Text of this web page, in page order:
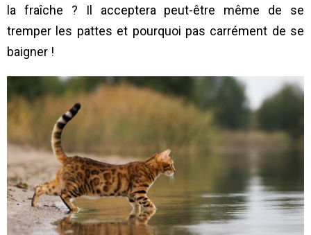
la fraîche ? Il acceptera peut-être même de se
tremper les pattes et pourquoi pas carrément de se
baigner !